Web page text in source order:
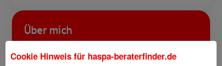
Über mich
Seit dem Jahr 2000 bin ich mit Freude und
Leidenschaft bei der Hamburger Sparkasse tätig.
Cookie Hinweis für haspa-beraterfinder.de